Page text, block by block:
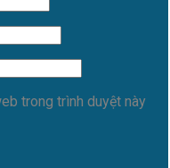
trong trình duyệt này